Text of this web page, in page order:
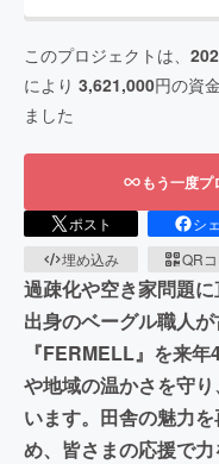
このプロジェクトは、
により 3,621,000円の資
ました
もう一度
ポスト シ
埋め込み
QR
過疎化や空き家問題
出身のベーグル職人
『FERMELL』を来
や地域の温かさを守
います。田舎の魅力
め、皆さまの応援で力